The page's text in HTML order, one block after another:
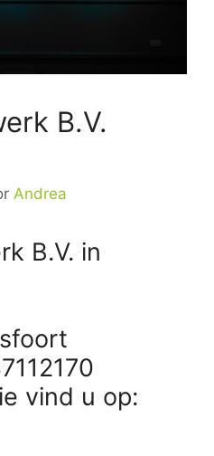
B.V.
Andrea
B.V. in
vind u op: